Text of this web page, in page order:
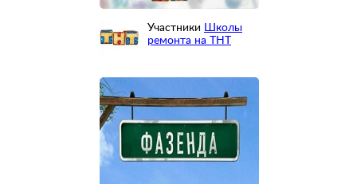
Участники
Школы
ремонта на ТНТ